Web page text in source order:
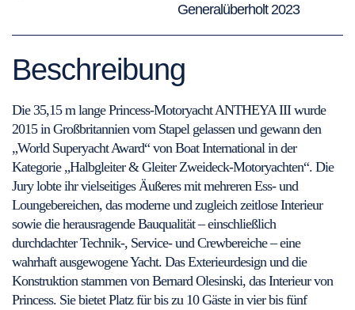
Generalüberholt 2023
Beschreibung
Die 35,15 m lange Princess-Motoryacht ANTHEYA III wurde
2015 in Großbritannien vom Stapel gelassen und gewann den
„World Superyacht Award“ von Boat International in der
Kategorie „Halbgleiter & Gleiter Zweideck-Motoryachten“. Die
Jury lobte ihr vielseitiges Äußeres mit mehreren Ess- und
Loungebereichen, das moderne und zugleich zeitlose Interieur
sowie die herausragende Bauqualität – einschließlich
durchdachter Technik-, Service- und Crewbereiche – eine
wahrhaft ausgewogene Yacht. Das Exterieurdesign und die
Konstruktion stammen von Bernard Olesinski, das Interieur von
Princess. Sie bietet Platz für bis zu 10 Gäste in vier bis fünf